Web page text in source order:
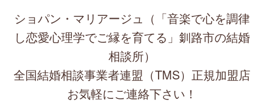
ショパン・マリアージュ（「音楽で心を調律
し恋愛心理学でご縁を育てる」釧路市の結婚
相談所）
全国結婚相談事業者連盟（TMS）正規加盟店
お気軽にご連絡下さい！